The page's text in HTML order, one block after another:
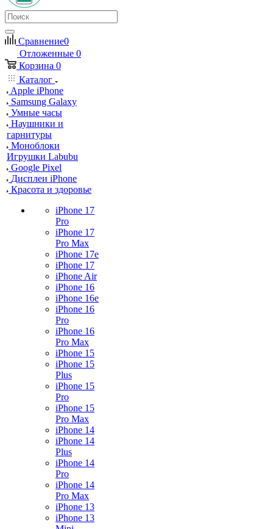
Сравнение0
Отложенные 0
Корзина 0
Каталог
Apple iPhone
Samsung Galaxy
Умные часы
Наушники и
гарнитуры
Моноблоки
Игрушки Labubu
Google Pixel
Дисплеи iPhone
Красота и здоровье
iPhone 17
Pro
iPhone 17
Pro Max
iPhone 17e
iPhone 17
iPhone Air
iPhone 16
iPhone 16e
iPhone 16
Pro
iPhone 16
Pro Max
iPhone 15
iPhone 15
Plus
iPhone 15
Pro
iPhone 15
Pro Max
iPhone 14
iPhone 14
Plus
iPhone 14
Pro
iPhone 14
Pro Max
iPhone 13
iPhone 13